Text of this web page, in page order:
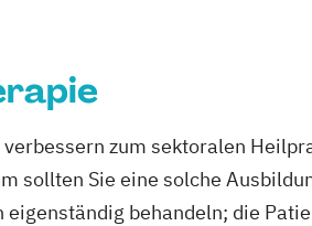
zum sektoralen
sollten Sie eine solche
behandeln; die